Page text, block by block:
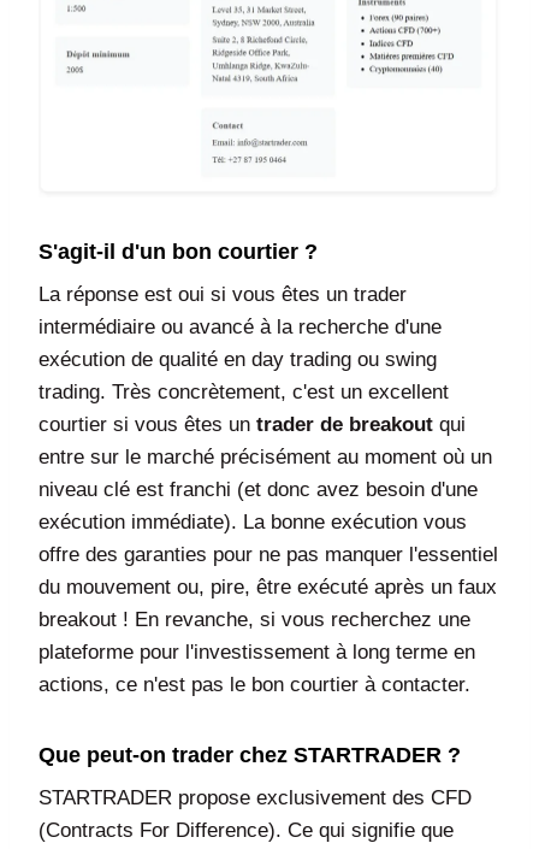
S'agit-il d'un bon courtier ?
La réponse est oui si vous êtes un trader
intermédiaire ou avancé à la recherche d'une
exécution de qualité en day trading ou swing
trading. Très concrètement, c'est un excellent
courtier si vous êtes un trader de breakout qui
entre sur le marché précisément au moment où un
niveau clé est franchi (et donc avez besoin d'une
exécution immédiate). La bonne exécution vous
offre des garanties pour ne pas manquer l'essentiel
du mouvement ou, pire, être exécuté après un faux
breakout ! En revanche, si vous recherchez une
plateforme pour l'investissement à long terme en
actions, ce n'est pas le bon courtier à contacter.
Que peut-on trader chez STARTRADER ?
STARTRADER propose exclusivement des CFD
(Contracts For Difference). Ce qui signifie que